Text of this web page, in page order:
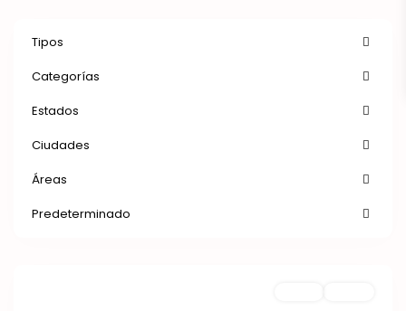
Tipos
Categorías
Estados
Ciudades
Áreas
Predeterminado